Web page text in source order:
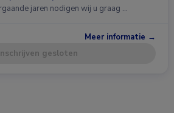
jaren nodigen wij u graag …
Meer informatie →
gesloten